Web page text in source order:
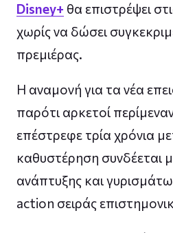
Disney+ θα επιστρέψει
χωρίς να δώσει
πρεμιέρας.
Η αναμονή για τα νέα
παρότι αρκετοί
επέστρεφε τρία χρόνια
καθυστέρηση συνδέεται
ανάπτυξης και
action σειράς